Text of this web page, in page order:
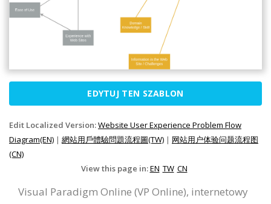
EDYTUJ TEN SZABLON
Edit Localized Version:Website User Experience Problem Flow
Diagram(EN) | 網站用戶體驗問題流程圖(TW) | 网站用户体验问题流程图
(CN)
View this page in:EN TW CN
Visual Paradigm Online (VP Online), internetowy